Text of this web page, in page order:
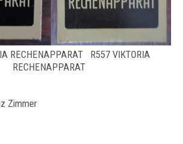
RECHENAPPARAT R557 VIKTORIA
RECHENAPPARAT
Zimmer